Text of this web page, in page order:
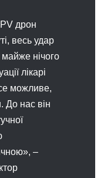
дрон
весь удар
нічого
лікарі
можливе,
До нас він
–